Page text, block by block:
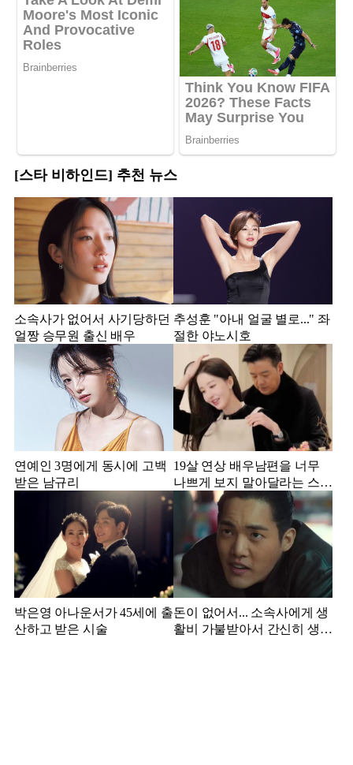
[스타 비하인드] 추천 뉴스
소속사가 없어서 사기당하던
얼짱 승무원 출신 배우
추성훈 "아내 얼굴 별로..." 좌
절한 야노시호
연예인 3명에게 동시에 고백
받은 남규리
19살 연상 배우남편을 너무
나쁘게 보지 말아달라는 스타
강사 아내
박은영 아나운서가 45세에 출
산하고 받은 시술
돈이 없어서... 소속사에게 생
활비 가불받아서 간신히 생활